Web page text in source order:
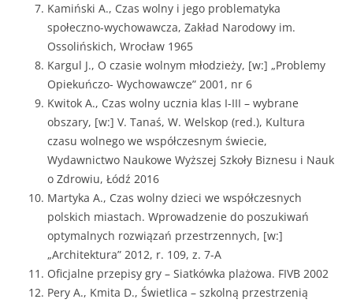
Kamiński A., Czas wolny i jego problematyka
społeczno-wychowawcza, Zakład Narodowy im.
Ossolińskich, Wrocław 1965
Kargul J., O czasie wolnym młodzieży, [w:] „Problemy
Opiekuńczo- Wychowawcze” 2001, nr 6
Kwitok A., Czas wolny ucznia klas I-III – wybrane
obszary, [w:] V. Tanaś, W. Welskop (red.), Kultura
czasu wolnego we współczesnym świecie,
Wydawnictwo Naukowe Wyższej Szkoły Biznesu i Nauk
o Zdrowiu, Łódź 2016
Martyka A., Czas wolny dzieci we współczesnych
polskich miastach. Wprowadzenie do poszukiwań
optymalnych rozwiązań przestrzennych, [w:]
„Architektura” 2012, r. 109, z. 7-A
Oficjalne przepisy gry – Siatkówka plażowa. FIVB 2002
Pery A., Kmita D., Świetlica – szkolną przestrzenią